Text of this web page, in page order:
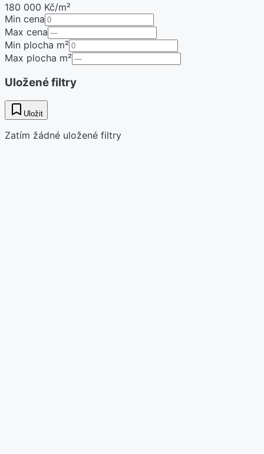
180 000 Kč/m²
Min cena
Max cena
Min plocha m²
Max plocha m²
Uložené filtry
Uložit
Zatím žádné uložené filtry